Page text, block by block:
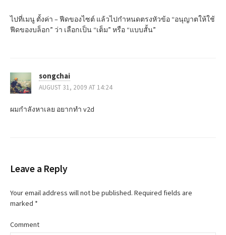
ไปที่เมนู ตั้งค่า – ฟีดของไซต์ แล้วไปกำหนดตรงหัวข้อ “อนุญาตให้ใช้
ฟีดของบล็อก” ว่า เลือกเป็น “เต็ม” หรือ “แบบสั้น”
songchai
AUGUST 31, 2009 AT 14:24
ผมกำลังหาเลย อยากทำ v2d
Leave a Reply
Your email address will not be published. Required fields are
marked *
Comment